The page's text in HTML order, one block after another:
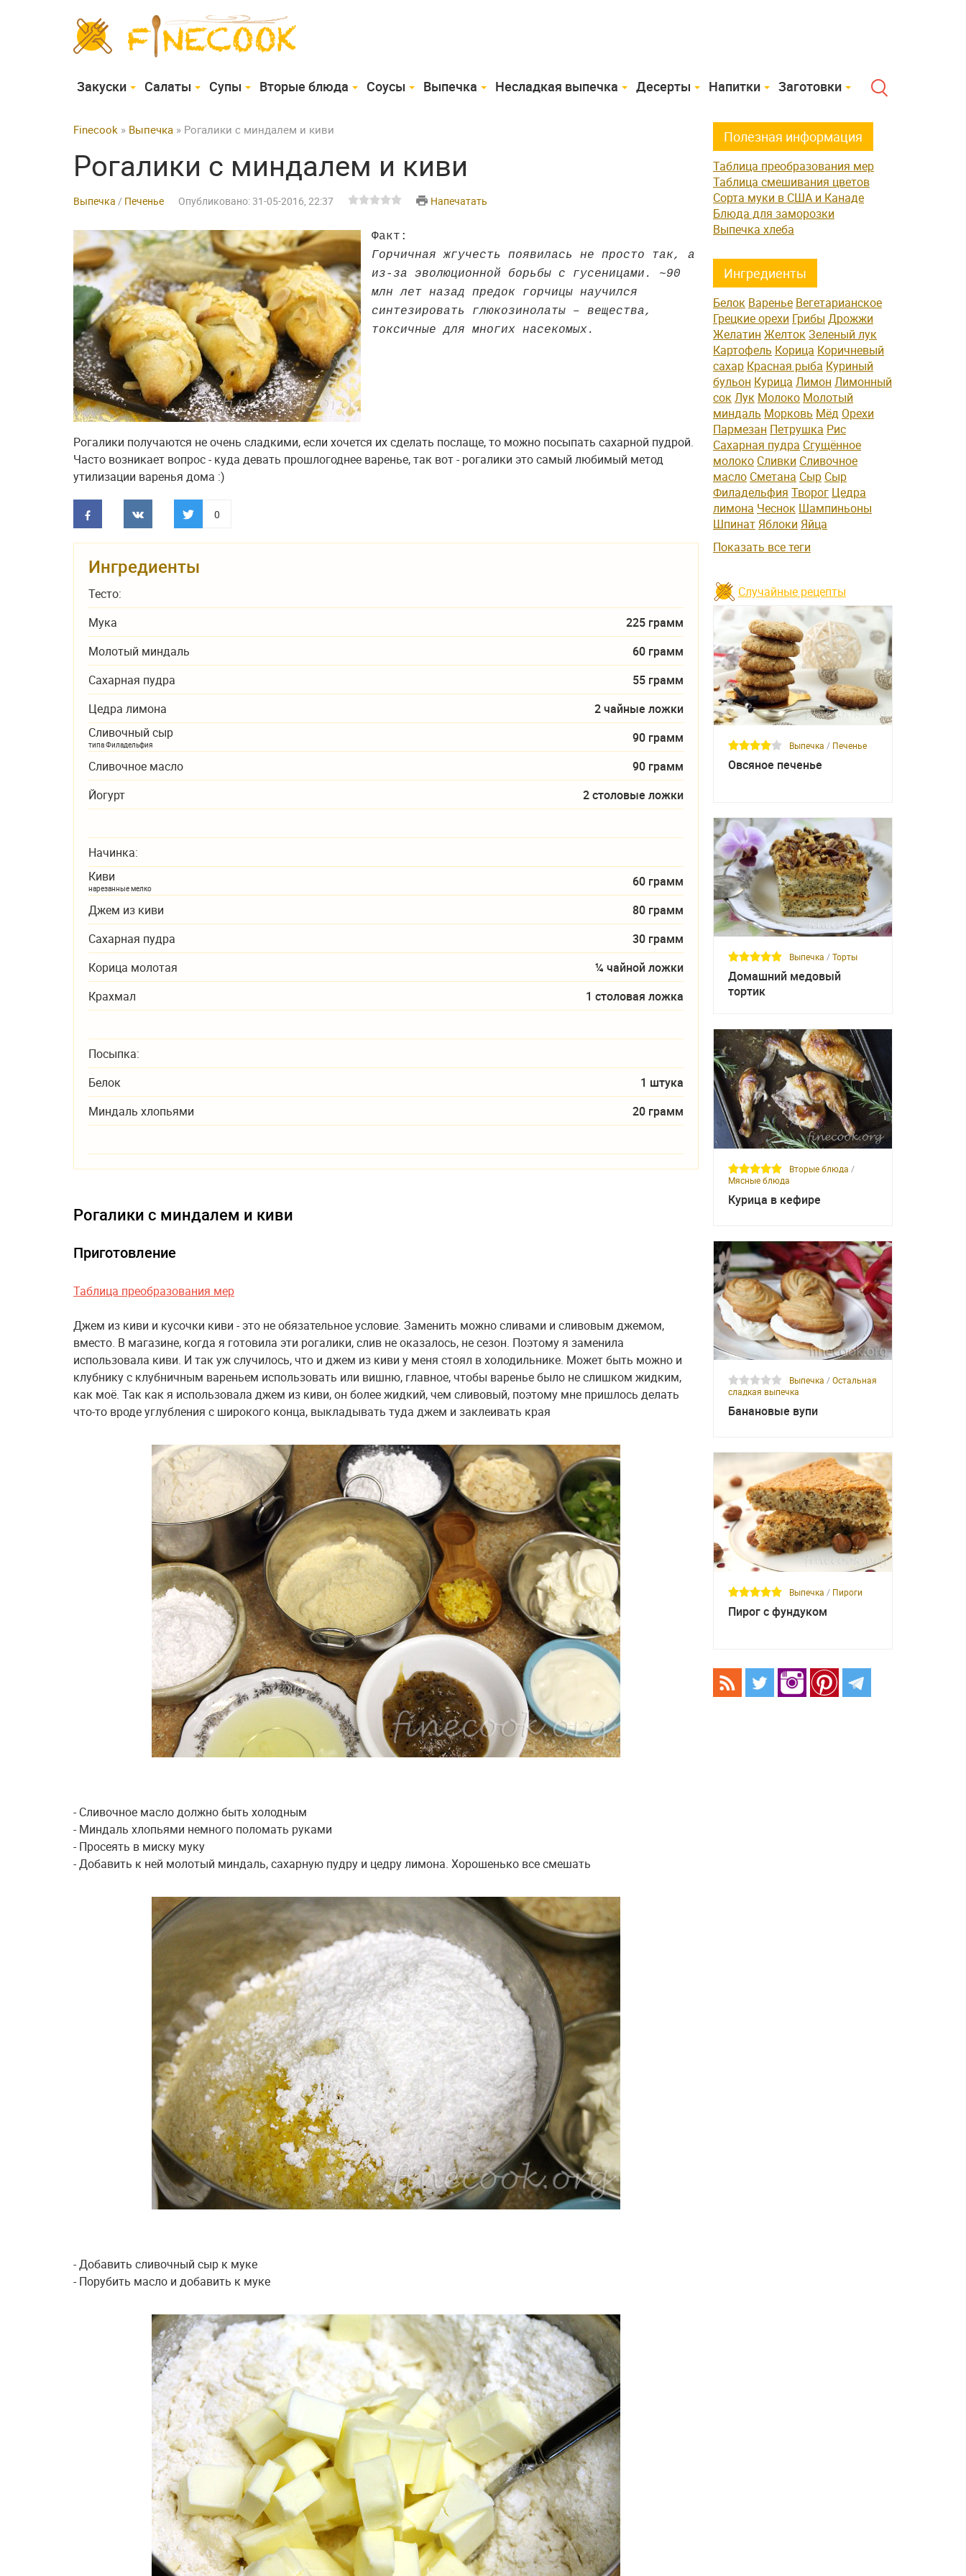
Закуски Cалаты Супы Вторые блюда Соусы Выпечка Несладкая выпечка Десерты Напитки Заготовки
Finecook » Выпечка » Рогалики с миндалем и киви
Рогалики с миндалем и киви
Выпечка / Печенье Опубликовано: 31-05-2016, 22:37 Напечатать
Факт:
Горчичная жгучесть появилась не просто так, а
из-за эволюционной борьбы с гусеницами. ~90
млн лет назад предок горчицы научился
синтезировать глюкозинолаты – вещества,
токсичные для многих насекомых.
Рогалики получаются не очень сладкими, если хочется их сделать послаще, то можно посыпать сахарной пудрой.
Часто возникает вопрос - куда девать прошлогоднее варенье, так вот - рогалики это самый любимый метод
утилизации варенья дома :)
0
Ингредиенты
Тесто:
Мука
225 грамм
Молотый миндаль
60 грамм
Сахарная пудра
55 грамм
Цедра лимона
2 чайные ложки
Сливочный сыр
типа Филадельфия
90 грамм
Сливочное масло
90 грамм
Йогурт
2 столовые ложки
Начинка:
Киви
нарезанные мелко
60 грамм
Джем из киви
80 грамм
Сахарная пудра
30 грамм
Корица молотая
¼ чайной ложки
Крахмал
1 столовая ложка
Посыпка:
Белок
1 штука
Миндаль хлопьями
20 грамм
Рогалики с миндалем и киви
Приготовление
Таблица преобразования мер
Джем из киви и кусочки киви - это не обязательное условие. Заменить можно сливами и сливовым джемом,
вместо. В магазине, когда я готовила эти рогалики, слив не оказалось, не сезон. Поэтому я заменила
использовала киви. И так уж случилось, что и джем из киви у меня стоял в холодильнике. Может быть можно и
клубнику с клубничным вареньем использовать или вишню, главное, чтобы варенье было не слишком жидким,
как моё. Так как я использовала джем из киви, он более жидкий, чем сливовый, поэтому мне пришлось делать
что-то вроде углубления с широкого конца, выкладывать туда джем и заклеивать края
- Сливочное масло должно быть холодным
- Миндаль хлопьями немного поломать руками
- Просеять в миску муку
- Добавить к ней молотый миндаль, сахарную пудру и цедру лимона. Хорошенько все смешать
- Добавить сливочный сыр к муке
- Порубить масло и добавить к муке
Полезная информация
Таблица преобразования мер
Таблица смешивания цветов
Сорта муки в США и Канаде
Блюда для заморозки
Выпечка хлеба
Ингредиенты
Белок Варенье Вегетарианское
Грецкие орехи Грибы Дрожжи
Желатин ЖелтокЗеленый лук
Картофель Корица Коричневый
сахар Красная рыба Куриный
бульон Курица Лимон Лимонный
сокЛук Молоко Молотый
миндаль Морковь Мёд Орехи
Пармезан Петрушка Рис
Сахарная пудра Сгущённое
молоко Сливки Сливочное
масло Сметана Сыр Сыр
Филадельфия Творог Цедра
лимона Чеснок Шампиньоны
Шпинат Яблоки Яйца
Показать все теги
Случайные рецепты
Выпечка / Печенье
Овсяное печенье
Выпечка /Торты
Домашний медовый
тортик
Вторые блюда /
Мясные блюда
Курица в кефире
Выпечка /Остальная
сладкая выпечка
Банановые вупи
Выпечка / Пироги
Пирог с фундуком